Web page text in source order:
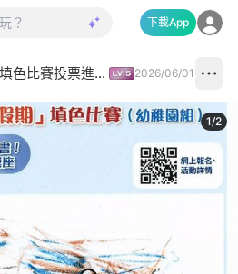
下載App
「我的Chill賞假期」填色比賽投票進行中✅ 2026/06/01
1/2